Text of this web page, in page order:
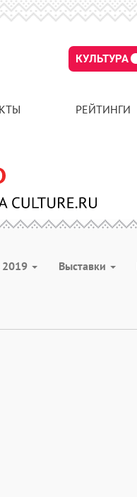
КУЛЬТУРА
РЕЙТИНГИ
2019 Выставки